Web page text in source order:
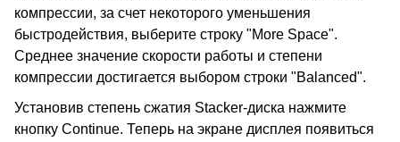
компрессии, за счет некоторого уменьшения
быстродействия, выберите строку "More Space".
Среднее значение скорости работы и степени
компрессии достигается выбором строки "Balanced".
Установив степень сжатия Stacker-диска нажмите
кнопку Continue. Теперь на экране дисплея появиться